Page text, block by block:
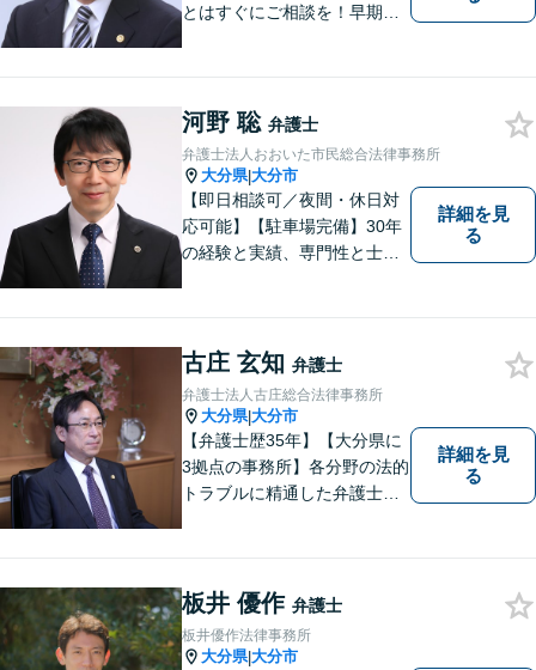
とはすぐにご相談を！早期対
など幅広い問題に柔軟に対応
いたします。【駐車場あり】
河野 聡 弁護士
弁護士法人おおいた市民総合法律事務所
大分県|大分市
【即日相談可／夜間・休日対
応可能】【駐車場完備】30年
の経験と実績、専門性と士業
ニーズに応えます。常に市民
に身近で親しみやすい弁護士
であり続けます。
詳細を見
る
古庄 玄知 弁護士
弁護士法人古庄総合法律事務所
大分県|大分市
【弁護士歴35年】【大分県に
3拠点の事務所】各分野の法的
トラブルに精通した弁護士で
いアットホームな雰囲気の事
務所です。
詳細を見
る
板井 優作 弁護士
板井優作法律事務所
大分県|大分市